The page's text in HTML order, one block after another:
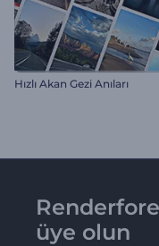
Hızlı Akan Gezi Anıları
üye olun